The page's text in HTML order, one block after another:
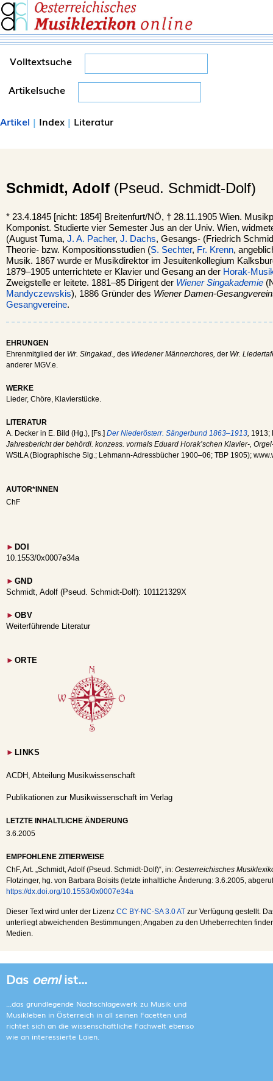
Volltextsuche
Artikelsuche
Artikel | Index | Literatur
Schmidt, Adolf (Pseud. Schmidt-Dolf)
* 23.4.1845 [nicht: 1854] Breitenfurt/NÖ, † 28.11.1905 Wien.
Komponist. Studierte vier Semester Jus an der Univ. Wien,
(August Tuma, J. A. Pacher, J. Dachs, Gesangs- (Friedrich
Theorie- bzw. Kompositionsstudien (S. Sechter, Fr. Krenn,
Musik. 1867 wurde er Musikdirektor im Jesuitenkollegium
1879–1905 unterrichtete er Klavier und Gesang an der Horak-
Zweigstelle er leitete. 1881–85 Dirigent der Wiener Singakademie
Mandyczewskis), 1886 Gründer des Wiener Damen-
Gesangvereine.
EHRUNGEN
Ehrenmitglied der Wr. Singakad., des Wiedener Männerchores, der Wr.
anderer MGV.e.
WERKE
Lieder, Chöre, Klavierstücke.
LITERATUR
A. Decker in E. Bild (Hg.), [Fs.] Der Niederösterr. Sängerbund 1863–1913, 1913;
Jahresbericht der behördl. konzess. vormals Eduard Horak’schen Klavier-,
WStLA (Biographische Slg.; Lehmann-Adressbücher 1900–06; TBP 1905);
AUTOR*INNEN
ChF
► DOI
10.1553/0x0007e34a
► GND
Schmidt, Adolf (Pseud. Schmidt-Dolf): 101121329X
► OBV
Weiterführende Literatur
► ORTE
► LINKS
ACDH, Abteilung Musikwissenschaft
Publikationen zur Musikwissenschaft im Verlag
LETZTE INHALTLICHE ÄNDERUNG
3.6.2005
EMPFOHLENE ZITIERWEISE
ChF, Art. „Schmidt, Adolf (Pseud. Schmidt-Dolf)“, in: Oesterreichisches
Flotzinger, hg. von Barbara Boisits (letzte inhaltliche Änderung: 3.6.2005 ,
https://dx.doi.org/10.1553/0x0007e34a
Dieser Text wird unter der Lizenz CC BY-NC-SA 3.0 AT zur Verfügung gestellt.
unterliegt abweichenden Bestimmungen; Angaben zu den Urheberrechten
Medien.
Das oemlist...
...das grundlegende Nachschlagewerk zu Musik und
Musikleben in Österreich in all seinen Facetten und
richtet sich an die wissenschaftliche Fachwelt ebenso
wie an interessierte Laien.